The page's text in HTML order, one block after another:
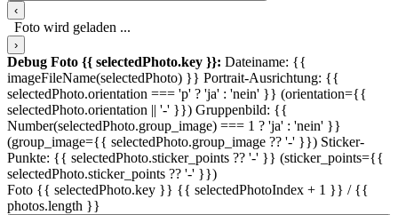
‹
Foto wird geladen ...
›
Debug Foto {{ selectedPhoto.key }}: Dateiname: {{
imageFileName(selectedPhoto) }} Portrait-Ausrichtung: {{
selectedPhoto.orientation === 'p' ? 'ja' : 'nein' }} (orientation={{
selectedPhoto.orientation || '-' }}) Gruppenbild: {{
Number(selectedPhoto.group_image) === 1 ? 'ja' : 'nein' }}
(group_image={{ selectedPhoto.group_image ?? '-' }}) Sticker-
Punkte: {{ selectedPhoto.sticker_points ?? '-' }} (sticker_points={{
selectedPhoto.sticker_points ?? '-' }})
Foto {{ selectedPhoto.key }} {{ selectedPhotoIndex + 1 }} / {{
photos.length }}